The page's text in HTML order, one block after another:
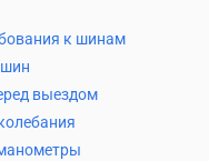
к шинам
выездом